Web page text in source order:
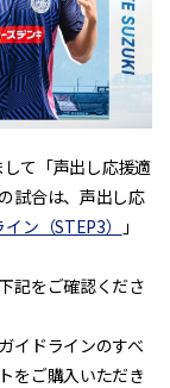
て「声出し応援適
試合は、声出し応
ン（STEP3）
」
記をご確認くださ
イドラインのすべ
をご購入いただき